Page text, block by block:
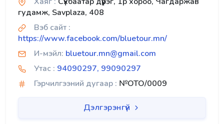
гудамж, Savplaza, 408
Вэб сайт :
https://www.facebook.com/bluetour.mn/
И-мэйл: bluetour.mn@gmail.com
Утас : 94090297, 99090297
Гэрчилгээний дугаар : №OTO/0009
Дэлгэрэнгүй